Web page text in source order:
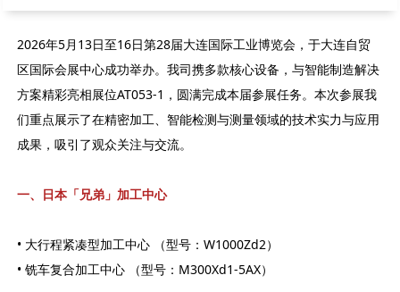
2026年5月13日至16日第28届大连国际工业博览会，于大连自贸
区国际会展中心成功举办。我司携多款核心设备，与智能制造解决
方案精彩亮相展位AT053-1，圆满完成本届参展任务。本次参展我
们重点展示了在精密加工、智能检测与测量领域的技术实力与应用
成果，吸引了观众关注与交流。
一、日本「兄弟」加工中心
• 大行程紧凑型加工中心 （型号：W1000Zd2）
• 铣车复合加工中心 （型号：M300Xd1-5AX）